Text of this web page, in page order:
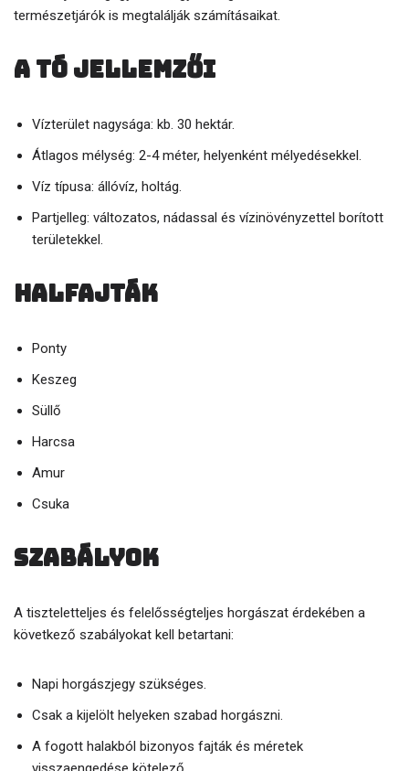
természetjárók is megtalálják számításaikat.
A tó jellemzői
Vízterület nagysága: kb. 30 hektár.
Átlagos mélység: 2-4 méter, helyenként mélyedésekkel.
Víz típusa: állóvíz, holtág.
Partjelleg: változatos, nádassal és vízinövényzettel borított
területekkel.
Halfajták
Ponty
Keszeg
Süllő
Harcsa
Amur
Csuka
Szabályok
A tiszteletteljes és felelősségteljes horgászat érdekében a
következő szabályokat kell betartani:
Napi horgászjegy szükséges.
Csak a kijelölt helyeken szabad horgászni.
A fogott halakból bizonyos fajták és méretek